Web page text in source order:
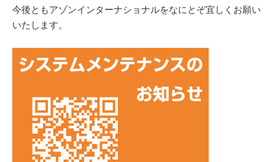
今後ともアゾンインターナショナルをなにとぞ宜しくお願い
いたします。